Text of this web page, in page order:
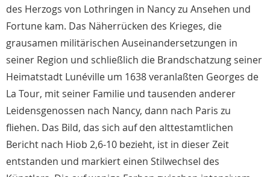
des Herzogs von Lothringen in Nancy zu Ansehen und
Fortune kam. Das Näherrücken des Krieges, die
grausamen militärischen Auseinandersetzungen in
seiner Region und schließlich die Brandschatzung seiner
Heimatstadt Lunéville um 1638 veranlaßten Georges de
La Tour, mit seiner Familie und tausenden anderer
Leidensgenossen nach Nancy, dann nach Paris zu
fliehen. Das Bild, das sich auf den alttestamtlichen
Bericht nach Hiob 2,6-10 bezieht, ist in dieser Zeit
entstanden und markiert einen Stilwechsel des